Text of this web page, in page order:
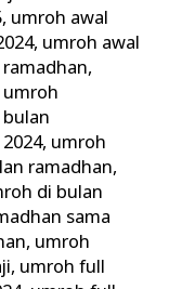
, umroh awal
, umroh awal
,
umroh
, umroh
ramadhan,
di bulan
sama
, umroh
, umroh full